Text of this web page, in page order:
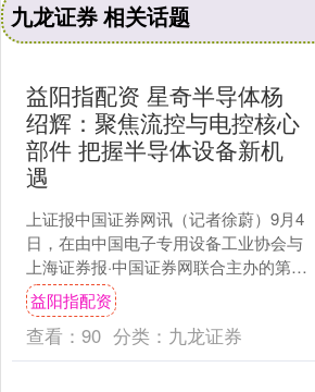
九龙证券 相关话题
益阳指配资 星奇半导体杨
绍辉：聚焦流控与电控核心
部件 把握半导体设备新机
遇
上证报中国证券网讯（记者徐蔚）9月4
日，在由中国电子专用设备工业协会与
上海证券报·中国证券网联合主办的第十
三届半导体设备与核心部件及材料展
（CSEAC 2025....
益阳指配资
查看： 90 分类： 九龙证券